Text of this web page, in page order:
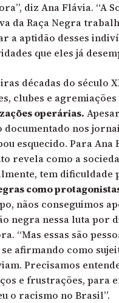
diz Ana Flávia. “A
da Raça Negra
a aptidão desses
que eles já
décadas do século
clubes e
operárias.
documentado nos
esquecido. Para Ana
revela como a
tem dificuldade
como
nãos conseguimos
negra nessa luta por
“Mas essas são
se afirmando como
Precisamos
e frustrações, para
o racismo no Brasil”.